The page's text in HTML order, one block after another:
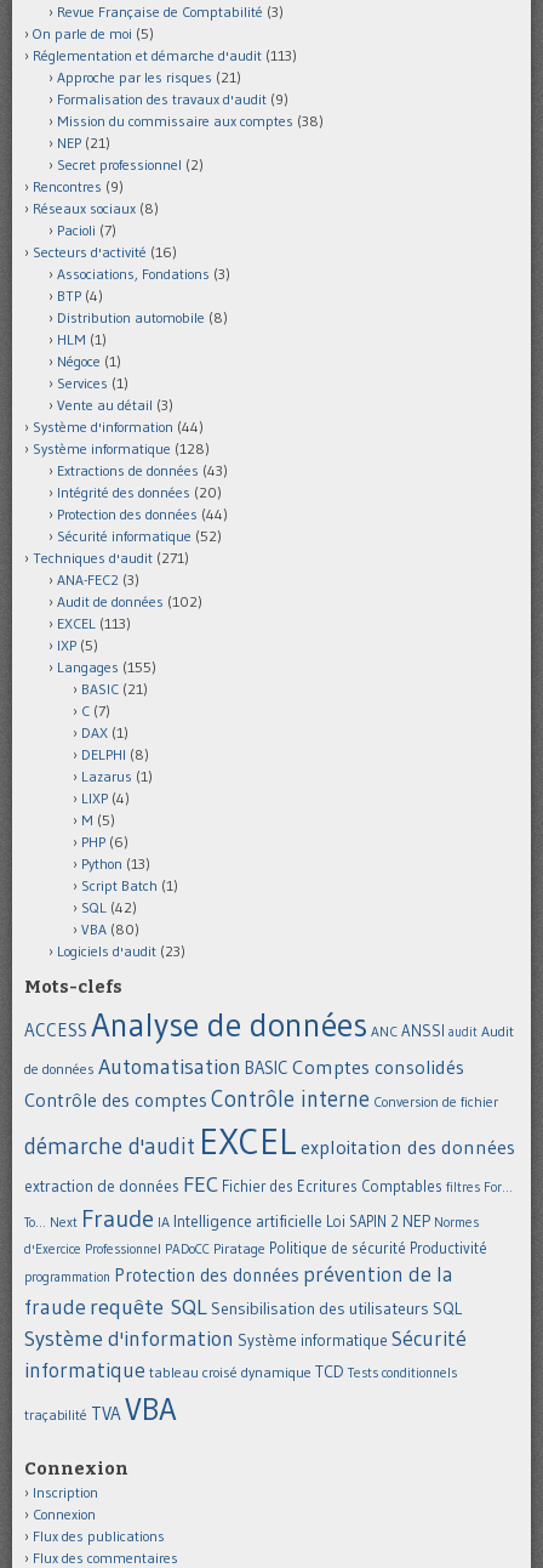
Revue Française de Comptabilité (3)
On parle de moi (5)
Réglementation et démarche d'audit (113)
Approche par les risques (21)
Formalisation des travaux d'audit (9)
Mission du commissaire aux comptes (38)
NEP (21)
Secret professionnel (2)
Rencontres (9)
Réseaux sociaux (8)
Pacioli (7)
Secteurs d'activité (16)
Associations, Fondations (3)
BTP (4)
Distribution automobile (8)
HLM (1)
Négoce (1)
Services (1)
Vente au détail (3)
Système d'information (44)
Système informatique (128)
Extractions de données (43)
Intégrité des données (20)
Protection des données (44)
Sécurité informatique (52)
Techniques d'audit (271)
ANA-FEC2 (3)
Audit de données (102)
EXCEL (113)
IXP (5)
Langages (155)
BASIC (21)
C (7)
DAX (1)
DELPHI (8)
Lazarus (1)
LIXP (4)
M (5)
PHP (6)
Python (13)
Script Batch (1)
SQL (42)
VBA (80)
Logiciels d'audit (23)
Mots-clefs
ACCESS Analyse de données ANC ANSSI audit Audit
de données Automatisation BASIC Comptes consolidés
Contrôle des comptes Contrôle interne Conversion de fichier
démarche d'audit EXCEL exploitation des données
extraction de données FEC Fichier des Ecritures Comptables filtres For...
To... Next Fraude IA Intelligence artificielle Loi SAPIN 2 NEP Normes
d'Exercice Professionnel PADoCC Piratage Politique de sécurité Productivité
programmation Protection des données prévention de la
fraude requête SQL Sensibilisation des utilisateurs SQL
Système d'information Système informatique Sécurité
informatique tableau croisé dynamique TCD Tests conditionnels
traçabilité TVA VBA
Connexion
Inscription
Connexion
Flux des publications
Flux des commentaires